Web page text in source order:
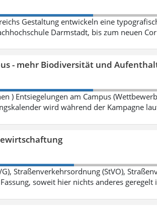
Gestaltung entwickeln eine
Darmstadt, bis zum neuen
- mehr Biodiversität und
) Entsiegelungen am Campus
wird während der Kampagne
Straßenverkehrsordnung (StVO),
soweit hier nichts anderes geregelt